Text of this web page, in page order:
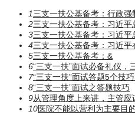
1三支一扶公基备考：行政强
2三支一扶公基备考：习近平
3三支一扶公基备考：习近平
4三支一扶公基备考：习近平
5三支一扶公基备考：​​​&
6“三支一扶”面试必备礼仪，
7“三支一扶”面试答题5个技
8“三支一扶”面试之答题技巧
9从管理角度上来讲，主管应
10医院不能以营利为主要目